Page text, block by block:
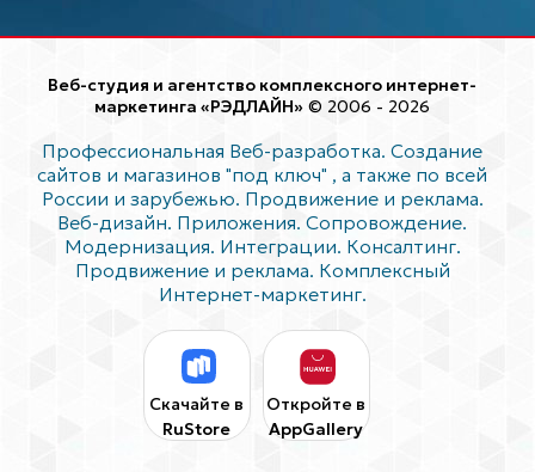
Веб-студия и агентство комплексного интернет-
маркетинга «РЭДЛАЙН» © 2006 - 2026
Профессиональная Веб-разработка. Создание
сайтов и магазинов "под ключ" , а также по всей
России и зарубежью. Продвижение и реклама.
Веб-дизайн. Приложения. Сопровождение.
Модернизация. Интеграции. Консалтинг.
Продвижение и реклама. Комплексный
Интернет-маркетинг.
Скачайте в
RuStore
Откройте в
AppGallery